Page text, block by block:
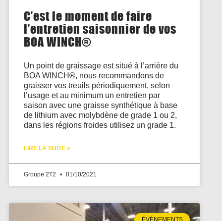
C’est le moment de faire
l’entretien saisonnier de vos
BOA WINCH®
Un point de graissage est situé à l’arrière du
BOA WINCH®, nous recommandons de
graisser vos treuils périodiquement, selon
l’usage et au minimum un entretien par
saison avec une graisse synthétique à base
de lithium avec molybdène de grade 1 ou 2,
dans les régions froides utilisez un grade 1.
LIRE LA SUITE »
Groupe 2T2 01/10/2021